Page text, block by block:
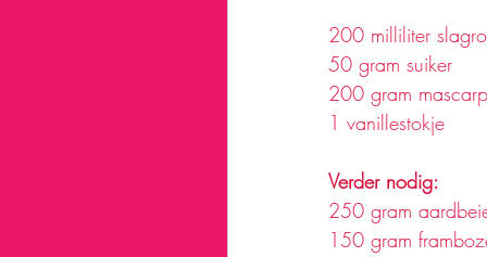
200 milliliter
50 gram suiker
200 gram
1 vanillestokje
Verder nodig:
250 gram
150 gram